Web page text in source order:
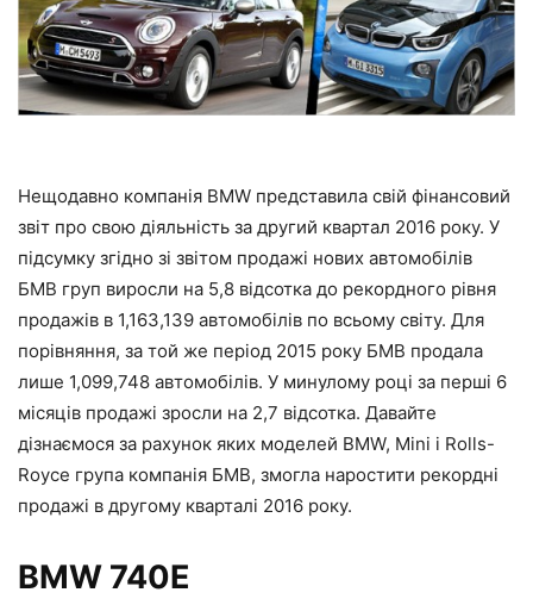
Нещодавно компанія BMW представила свій фінансовий
звіт про свою діяльність за другий квартал 2016 року. У
підсумку згідно зі звітом продажі нових автомобілів
БМВ груп виросли на 5,8 відсотка до рекордного рівня
продажів в 1,163,139 автомобілів по всьому світу. Для
порівняння, за той же період 2015 року БМВ продала
лише 1,099,748 автомобілів. У минулому році за перші 6
місяців продажі зросли на 2,7 відсотка. Давайте
дізнаємося за рахунок яких моделей BMW, Mini і Rolls-
Royce група компанія БМВ, змогла наростити рекордні
продажі в другому кварталі 2016 року.
BMW 740E